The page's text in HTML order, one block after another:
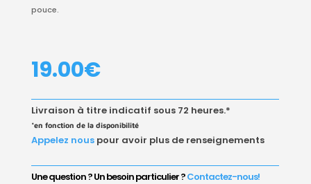
pouce.
19.00€
Livraison à titre indicatif sous 72 heures.*
*en fonction de la disponibilité
Appelez nouspour avoir plus de renseignements
Une question ? Un besoin particulier ?Contactez-nous!